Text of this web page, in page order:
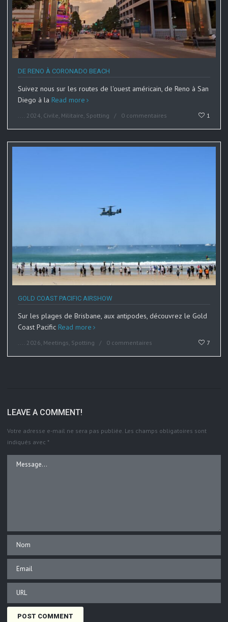
DE RENO À CORONADO BEACH
Suivez nous sur les routes de l'ouest américain, de Reno à San
Diego à la Read more
2024 Civile Militaire Spotting 0 commentaires 1
GOLD COAST PACIFIC AIRSHOW
Sur les plages de Brisbane, aux antipodes, découvrez le Gold
Coast Pacific Read more
.... 2026, Meetings, Spotting 0 commentaires 7
LEAVE A COMMENT!
Votre adresse e-mail ne sera pas publiée. Les champs obligatoires sont
indiqués avec *